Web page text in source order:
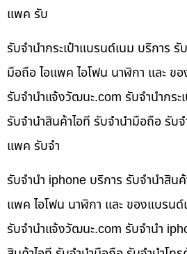
แพค รับ
รับจำนำกระเป๋าแบรนด์เนม บริการ รั
มือถือ ไอแพค ไอโฟน นาฬิกา และ ข
รับจํานําแจ้งวัฒนะ.com รับจำนำกระ
รับจำนำสินค้าไอที รับจำนำมือถือ รับ
แพค รับจำ
รับจำนำ iphone บริการ รับจำนำสิน
แพค ไอโฟน นาฬิกา และ ของแบรนด์
รับจํานําแจ้งวัฒนะ.com รับจำนำ